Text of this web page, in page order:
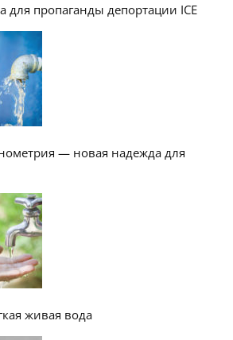
для пропаганды депортации ICE
— новая надежда для
живая вода